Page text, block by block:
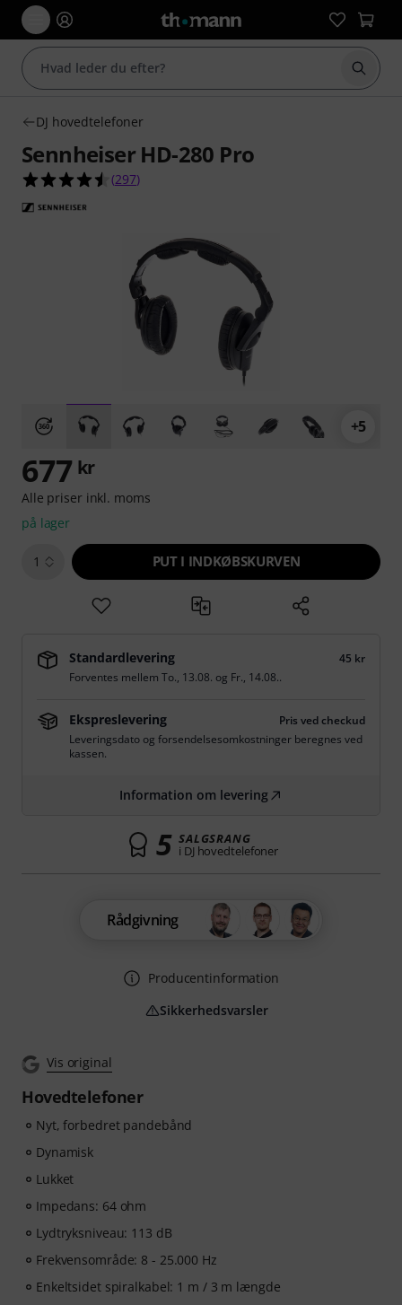
Start
DJ hovedtelefoner
Sennheiser HD-280 Pro
4.5 ud af 5 stjerner fra 297 kundebedømmelser
(297)
+5
Vis original
Hovedtelefoner
Nyt, forbedret pandebånd
Dynamisk
Lukket
Impedans: 64 ohm
Lydtryksniveau: 113 dB
Frekvensområde: 8 - 25.000 Hz
Enkeltsidet spiralkabel: 1 m / 3 m længde
677 kr
Alle priser inkl. moms
på lager
1 PUT I INDKØBSKURVEN
Standardlevering
45 kr
Forventes mellem To., 13.08. og Fr., 14.08..
Ekspreslevering
Pris ved checkud
Leveringsdato og forsendelsesomkostninger beregnes ved
kassen.
Information om levering
5 SALGSRANG
i DJ hovedtelefoner
Rådgivning
Producentinformation
Sikkerhedsvarsler